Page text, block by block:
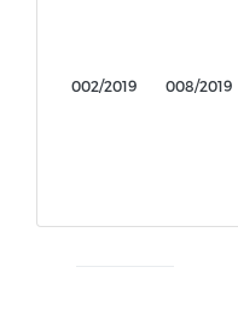
002/2019 008/2019